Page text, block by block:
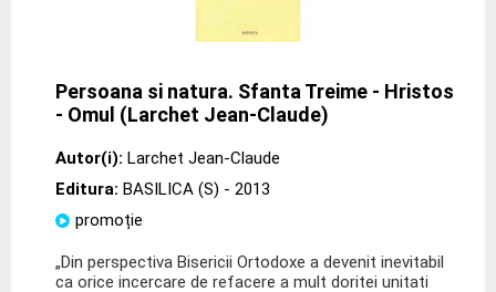
Persoana si natura. Sfanta Treime - Hristos
- Omul (Larchet Jean-Claude)
Autor(i): Larchet Jean-Claude
Editura: BASILICA (S) - 2013
promoție
„Din perspectiva Bisericii Ortodoxe a devenit inevitabil
ca orice incercare de refacere a mult doritei unitati